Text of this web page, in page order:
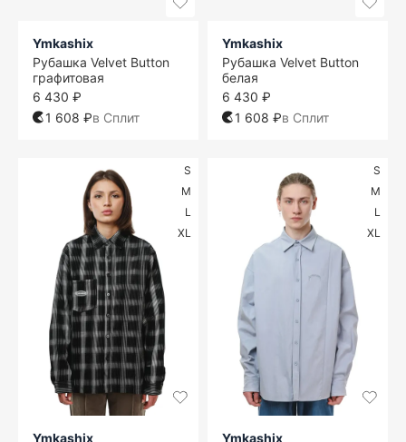
Ymkashix
Рубашка Velvet Button
графитовая
6 430 ₽
1 608 ₽в Сплит
Ymkashix
Рубашка Velvet Button
белая
6 430 ₽
1 608 ₽в Сплит
S
M
L
XL
Ymkashix
S
M
L
XL
Ymkashix